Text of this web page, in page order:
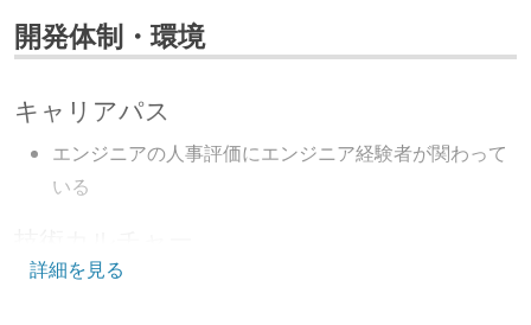
aws-alb
aws-cloudfront
cdk-for-terraform
開発体制・環境
キャリアパス
エンジニアの人事評価にエンジニア経験者が関わって
いる
CTO またはそれに準じる、技術やワークフローの標準
詳細を見る